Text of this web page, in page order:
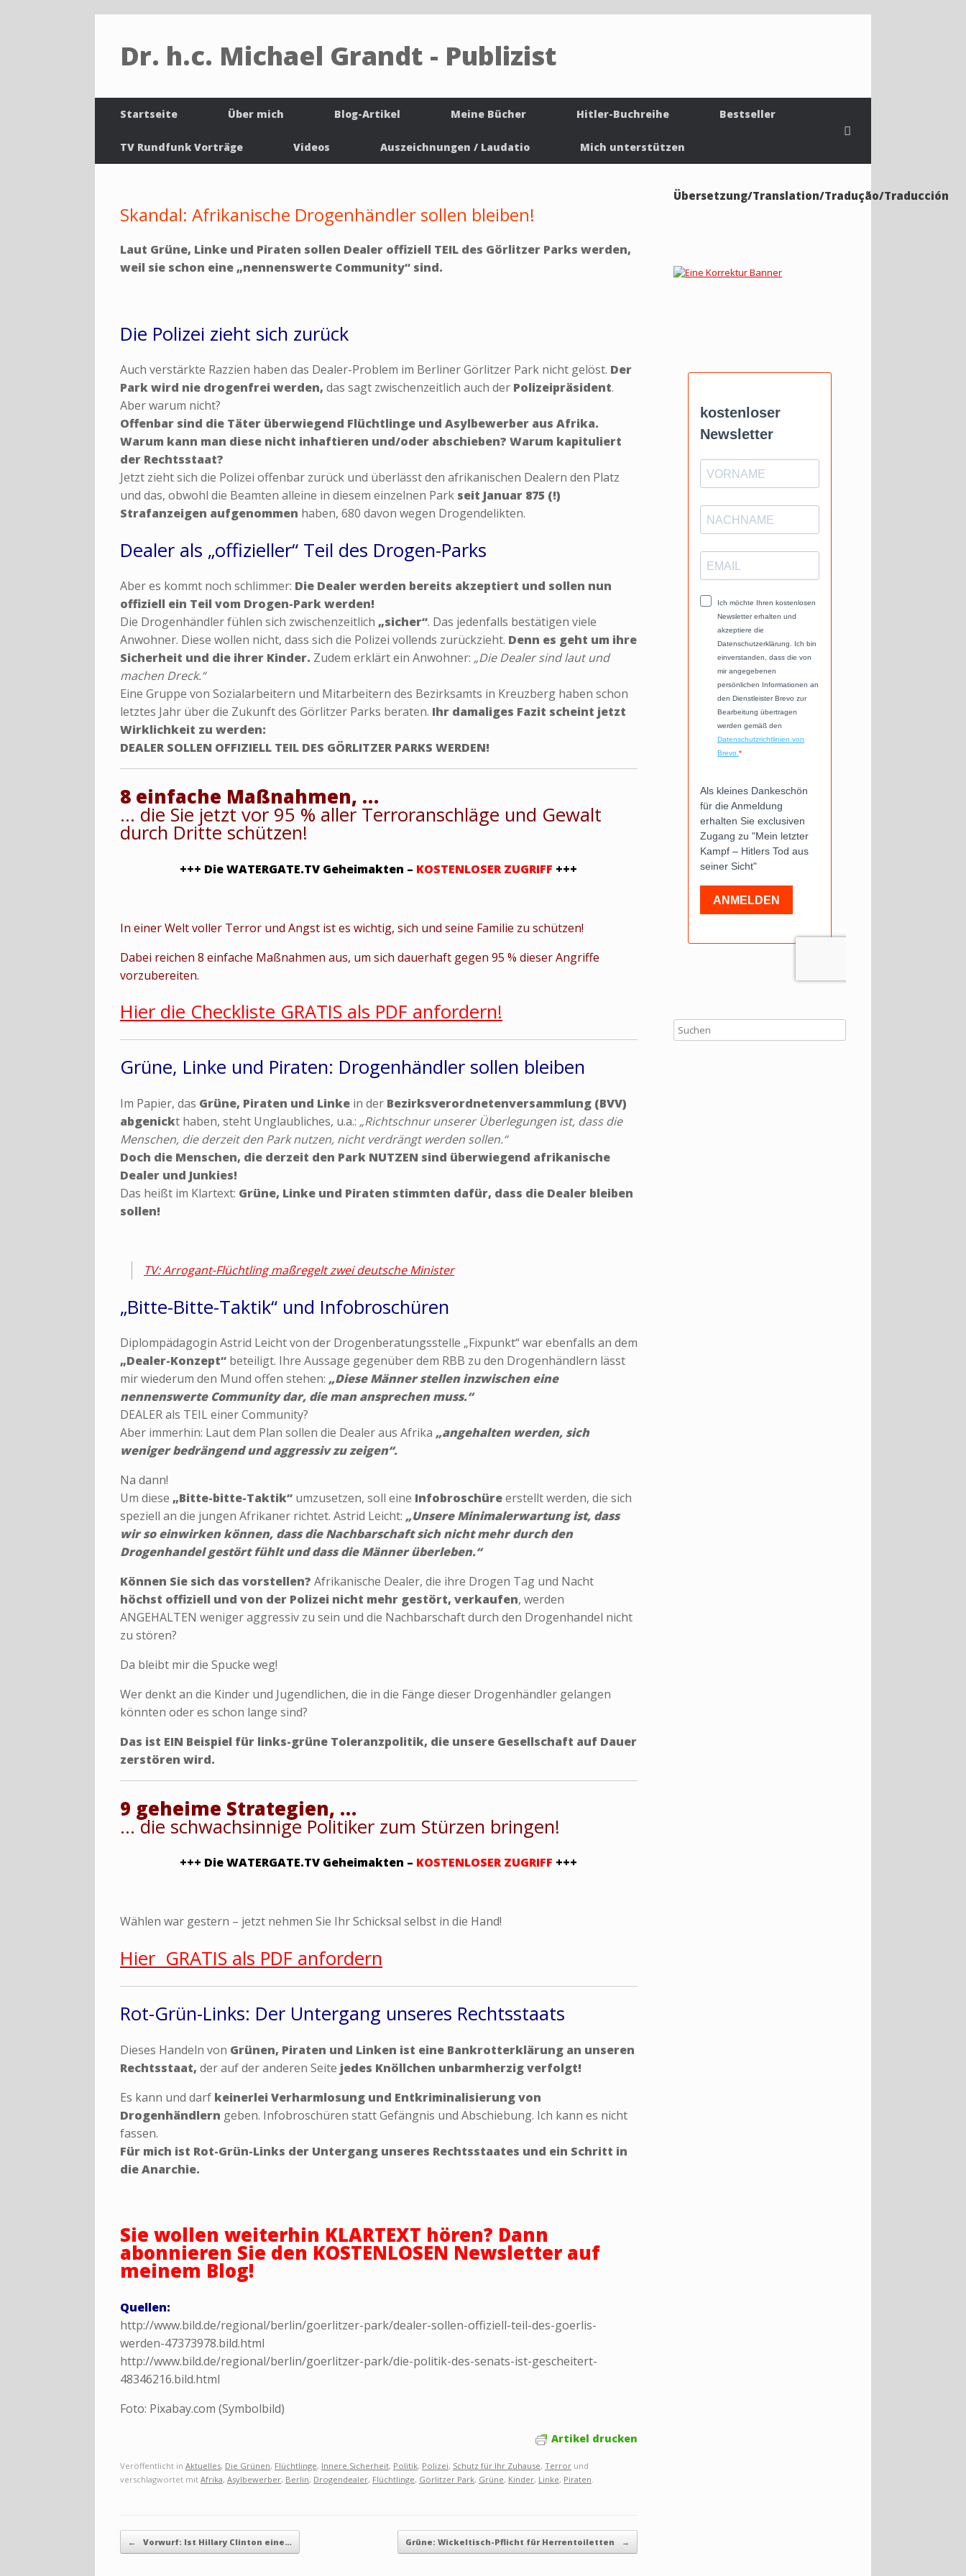
Dr. h.c. Michael Grandt - Publizist
Startseite Über mich Blog-Artikel Meine Bücher Hitler-Buchreihe Bestseller
TV Rundfunk Vorträge Videos Auszeichnungen / Laudatio Mich unterstützen
Skandal: Afrikanische Drogenhändler sollen bleiben!
Laut Grüne, Linke und Piraten sollen Dealer offiziell TEIL des Görlitzer Parks werden,
weil sie schon eine „nennenswerte Community“ sind.
Die Polizei zieht sich zurück
Auch verstärkte Razzien haben das Dealer-Problem im Berliner Görlitzer Park nicht gelöst. Der
Park wird nie drogenfrei werden, das sagt zwischenzeitlich auch der Polizeipräsident.
Aber warum nicht?
Offenbar sind die Täter überwiegend Flüchtlinge und Asylbewerber aus Afrika.
Warum kann man diese nicht inhaftieren und/oder abschieben? Warum kapituliert
der Rechtsstaat?
Jetzt zieht sich die Polizei offenbar zurück und überlässt den afrikanischen Dealern den Platz
und das, obwohl die Beamten alleine in diesem einzelnen Park seit Januar 875 (!)
Strafanzeigen aufgenommen haben, 680 davon wegen Drogendelikten.
Dealer als „offizieller“ Teil des Drogen-Parks
Aber es kommt noch schlimmer: Die Dealer werden bereits akzeptiert und sollen nun
offiziell ein Teil vom Drogen-Park werden!
Die Drogenhändler fühlen sich zwischenzeitlich „sicher“. Das jedenfalls bestätigen viele
Anwohner. Diese wollen nicht, dass sich die Polizei vollends zurückzieht. Denn es geht um ihre
Sicherheit und die ihrer Kinder. Zudem erklärt ein Anwohner: „Die Dealer sind laut und
machen Dreck.“
Eine Gruppe von Sozialarbeitern und Mitarbeitern des Bezirksamts in Kreuzberg haben schon
letztes Jahr über die Zukunft des Görlitzer Parks beraten. Ihr damaliges Fazit scheint jetzt
Wirklichkeit zu werden:
DEALER SOLLEN OFFIZIELL TEIL DES GÖRLITZER PARKS WERDEN!
8 einfache Maßnahmen, …
… die Sie jetzt vor 95 % aller Terroranschläge und Gewalt
durch Dritte schützen!
+++ Die WATERGATE.TV Geheimakten – KOSTENLOSER ZUGRIFF +++
In einer Welt voller Terror und Angst ist es wichtig, sich und seine Familie zu schützen!
Dabei reichen 8 einfache Maßnahmen aus, um sich dauerhaft gegen 95 % dieser Angriffe
vorzubereiten.
Hier die Checkliste GRATIS als PDF anfordern!
Grüne, Linke und Piraten: Drogenhändler sollen bleiben
Im Papier, das Grüne, Piraten und Linke in der Bezirksverordnetenversammlung (BVV)
abgenickt haben, steht Unglaubliches, u.a.: „Richtschnur unserer Überlegungen ist, dass die
Menschen, die derzeit den Park nutzen, nicht verdrängt werden sollen.“
Doch die Menschen, die derzeit den Park NUTZEN sind überwiegend afrikanische
Dealer und Junkies!
Das heißt im Klartext: Grüne, Linke und Piraten stimmten dafür, dass die Dealer bleiben
sollen!
TV: Arrogant-Flüchtling maßregelt zwei deutsche Minister
„Bitte-Bitte-Taktik“ und Infobroschüren
Diplompädagogin Astrid Leicht von der Drogenberatungsstelle „Fixpunkt“ war ebenfalls an dem
„Dealer-Konzept“ beteiligt. Ihre Aussage gegenüber dem RBB zu den Drogenhändlern lässt
mir wiederum den Mund offen stehen: „Diese Männer stellen inzwischen eine
nennenswerte Community dar, die man ansprechen muss.“
DEALER als TEIL einer Community?
Aber immerhin: Laut dem Plan sollen die Dealer aus Afrika „angehalten werden, sich
weniger bedrängend und aggressiv zu zeigen“.
Na dann!
Um diese „Bitte-bitte-Taktik“ umzusetzen, soll eine Infobroschüreerstellt werden, die sich
speziell an die jungen Afrikaner richtet. Astrid Leicht: „Unsere Minimalerwartung ist, dass
wir so einwirken können, dass die Nachbarschaft sich nicht mehr durch den
Drogenhandel gestört fühlt und dass die Männer überleben.“
Können Sie sich das vorstellen? Afrikanische Dealer, die ihre Drogen Tag und Nacht
höchst offiziell und von der Polizei nicht mehr gestört, verkaufen, werden
ANGEHALTEN weniger aggressiv zu sein und die Nachbarschaft durch den Drogenhandel nicht
zu stören?
Da bleibt mir die Spucke weg!
Wer denkt an die Kinder und Jugendlichen, die in die Fänge dieser Drogenhändler gelangen
könnten oder es schon lange sind?
Das ist EIN Beispiel für links-grüne Toleranzpolitik, die unsere Gesellschaft auf Dauer
zerstören wird.
9 geheime Strategien, …
… die schwachsinnige Politiker zum Stürzen bringen!
+++ Die WATERGATE.TV Geheimakten – KOSTENLOSER ZUGRIFF +++
Wählen war gestern – jetzt nehmen Sie Ihr Schicksal selbst in die Hand!
Hier GRATIS als PDF anfordern
Rot-Grün-Links: Der Untergang unseres Rechtsstaats
Dieses Handeln von Grünen, Piraten und Linken ist eine Bankrotterklärung an unseren
Rechtsstaat, der auf der anderen Seite jedes Knöllchen unbarmherzig verfolgt!
Es kann und darf keinerlei Verharmlosung und Entkriminalisierung von
Drogenhändlern geben. Infobroschüren statt Gefängnis und Abschiebung. Ich kann es nicht
fassen.
Für mich ist Rot-Grün-Links der Untergang unseres Rechtsstaates und ein Schritt in
die Anarchie.
Sie wollen weiterhin KLARTEXT hören? Dann
abonnieren Sie den KOSTENLOSEN Newsletter auf
meinem Blog!
Quellen:
http://www.bild.de/regional/berlin/goerlitzer-park/dealer-sollen-offiziell-teil-des-goerlis-
werden-47373978.bild.html
http://www.bild.de/regional/berlin/goerlitzer-park/die-politik-des-senats-ist-gescheitert-
48346216.bild.html
Foto: Pixabay.com (Symbolbild)
Artikel drucken
Veröffentlicht in Aktuelles, Die Grünen, Flüchtlinge, Innere Sicherheit, Politik, Polizei, Schutz für Ihr Zuhause, Terror und
verschlagwortet mit Afrika, Asylbewerber, Berlin, Drogendealer, Flüchtlinge, Görlitzer Park, Grüne, Kinder, Linke, Piraten.
Beitragsnavigation
← Vorwurf: Ist Hillary Clinton eine… Grüne: Wickeltisch-Pflicht für Herrentoiletten →
Übersetzung/Translation/Tradução/Traducción